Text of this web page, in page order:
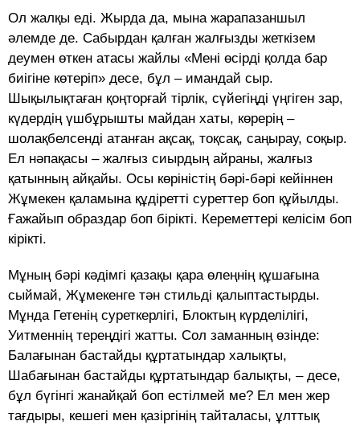
Ол жалқы еді. Жырда да, мына жарапазаншыл
әлемде де. Сабырдан қалған жалғызды жеткізем
деумен өткен атасы жайлы «Мені өсірді қолда бар
биігіне көтеріп» десе, бұл – имандай сыр.
Шықылықтаған қоңторғай тірлік, сүйегіңді үңгіген зар,
күдердің үшбұрышты майдан хаты, көрерің –
шолақбелсенді атанған ақсақ, тоқсақ, саңырау, соқыр.
Ел нәпақасы – жалғыз сиырдың айраны, жалғыз
қатынның айқайы. Осы көріністің бәрі-бәрі кейіннен
Жұмекен қаламына құдіретті суреттер боп құйылды.
Ғажайып образдар боп бірікті. Кереметтері келісім боп
кірікті.
Мұның бәрі кәдімгі қазақы қара өлеңнің құшағына
сыймай, Жұмекенге тән стильді қалыптастырды.
Мұнда Гетенің суреткерлігі, Блоктың күрделілігі,
Уитменнің тереңдігі жатты. Сол заманның өзінде:
Балағынан бастайды құртатындар халықты,
Шабағынан бастайды құртатындар балықты, – десе,
бұл бүгінгі жанайқай боп естілмей ме? Ел мен жер
тағдыры, кешегі мен қазіргінің тайталасы, ұлттық